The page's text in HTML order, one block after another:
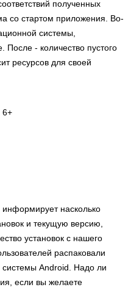
полученных
со стартом приложения. Во-
системы,
После - количество пустого
ресурсов для своей
6+
информирует насколько
и текущую версию,
установок с нашего
распаковали
Android. Надо ли
если вы желаете